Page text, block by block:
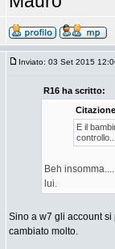
Inviato: 03 Set 2015
R16 ha scritto:
E il
controllo...
Beh
lui.
Sino a w7 gli account
cambiato molto.